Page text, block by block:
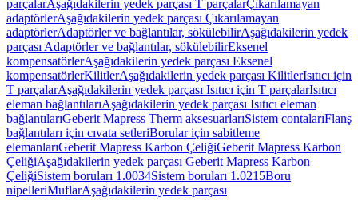
parçalarAşağıdakilerin yedek parçası T parçalarÇıkarılamayan
adaptörlerAşağıdakilerin yedek parçası Çıkarılamayan
adaptörlerAdaptörler ve bağlantılar, sökülebilirAşağıdakilerin yedek
parçası Adaptörler ve bağlantılar, sökülebilirEksenel
kompensatörlerAşağıdakilerin yedek parçası Eksenel
kompensatörlerKilitlerAşağıdakilerin yedek parçası KilitlerIsıtıcı için
T parçalarAşağıdakilerin yedek parçası Isıtıcı için T parçalarIsıtıcı
eleman bağlantılarıAşağıdakilerin yedek parçası Isıtıcı eleman
bağlantılarıGeberit Mapress Therm aksesuarlarıSistem contalarıFlanş
bağlantıları için cıvata setleriBorular için sabitleme
elemanlarıGeberit Mapress Karbon ÇeliğiGeberit Mapress Karbon
ÇeliğiAşağıdakilerin yedek parçası Geberit Mapress Karbon
ÇeliğiSistem boruları 1.0034Sistem boruları 1.0215Boru
nipelleriMuflarAşağıdakilerin yedek parçası